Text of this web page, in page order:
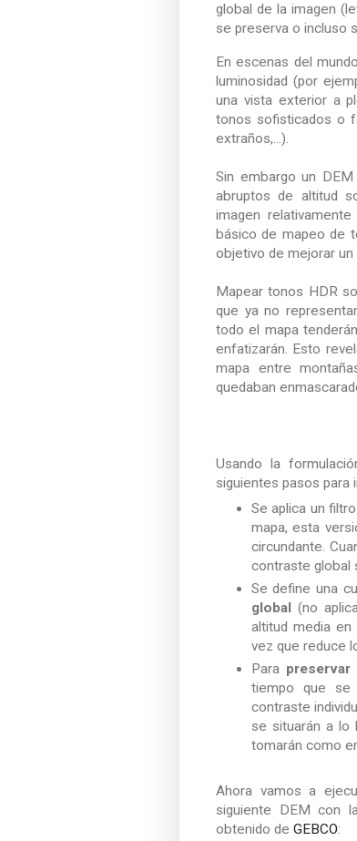
global de la imagen
se preserva o incluso
En escenas del
luminosidad (por
una vista exterior a
tonos sofisticados o
extraños,...).
Sin embargo un
abruptos de altitud
imagen
básico de mapeo de
objetivo de mejorar un
Mapear tonos HDR
que ya no
todo el mapa
enfatizarán. Esto
mapa entre
quedaban
Usando la
siguientes pasos para
Se aplica un
mapa, esta
circundante.
contraste global
Se define una
global
(no
altitud media
vez que reduce
Para
tiempo que se
contraste
se situarán a lo
tomarán como
Ahora vamos a
siguiente DEM con
obtenido de GEBCO: